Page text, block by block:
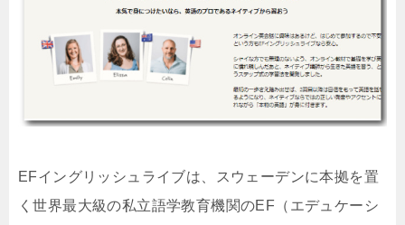
EFイングリッシュライブは、スウェーデンに本拠を置
く世界最大級の私立語学教育機関のEF（エデュケーシ